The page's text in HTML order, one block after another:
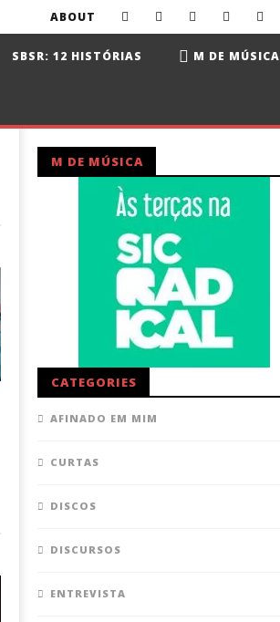
ABOUT
SBSR: 12 HISTÓRIAS M DE MÚSICA
M DE MÚSICA
CATEGORIES
AFINADO EM MIM
CURTAS
DISCOS
DISCURSOS
ENTREVISTA